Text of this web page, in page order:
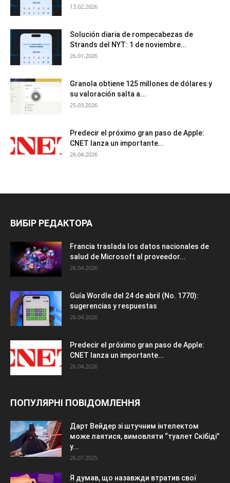
13.02.2026
Solución diaria de rompecabezas de
Strands del NYT: 1 de noviembre...
26.01.2026
Granola obtiene 125 millones de dólares y
su valoración salta a...
25.03.2026
Predecir el próximo gran paso de Apple:
CNET lanza un importante...
26.04.2026
ВИБІР РЕДАКТОРА
Francia traslada los datos nacionales de
salud de Microsoft al proveedor...
26.04.2026
Guía Wordle del 24 de abril (No. 1770):
sugerencias y respuestas
26.04.2026
Predecir el próximo gran paso de Apple:
CNET lanza un importante...
26.04.2026
ПОПУЛЯРНІ ПОВІДОМЛЕННЯ
Дарт Вейдер зі штучним інтелектом
може лаятися, вимовляти “туалет Скібіді”
у...
26.07.2025
Я думав, що назавжди втратив свої